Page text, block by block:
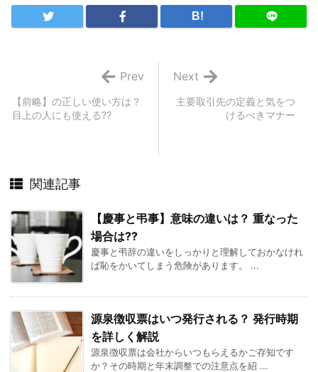
B!
主要取引先の定義と気をつ
けるべきマナー
Next
【前略】の正しい使い方は？
目上の人にも使える??
Prev
関連記事
【慶事と弔事】意味の違いは？ 重なった
場合は??
慶事と弔辞の違いをしっかりと理解しておかなけれ
ば恥をかいてしまう危険があります。 ...
源泉徴収票はいつ発行される？ 発行時期
を詳しく解説
源泉徴収票は会社からいつもらえるかご存知です
か？その時期と年末調整での注意点を紹 ...